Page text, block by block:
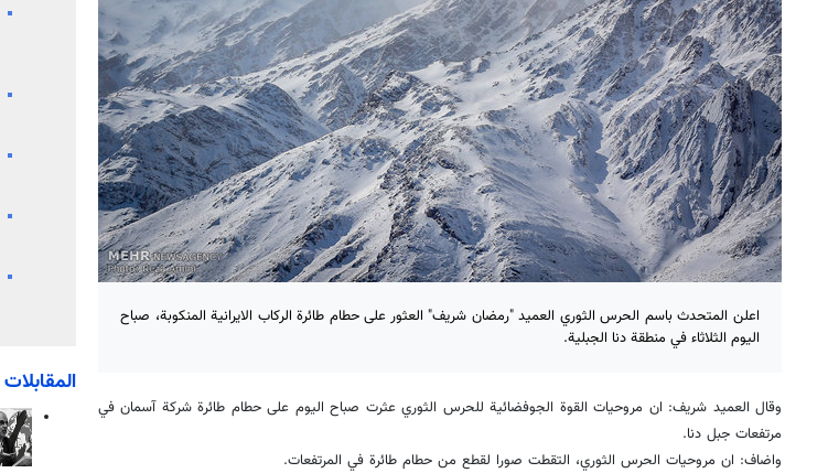
اعلن المتحدث باسم الحرس الثوري العميد "رمضان شريف" العثور على حطام طائرة الركاب الايرانية المنكوبة، صباح
اليوم الثلاثاء في منطقة دنا الجبلية.
وقال العميد شريف: ان مروحيات القوة الجوفضائية للحرس الثوري عثرت صباح اليوم على حطام طائرة شركة آسمان في
مرتفعات جبل دنا.
واضاف: ان مروحيات الحرس الثوري، التقطت صورا لقطع من حطام طائرة في المرتفعات.
المقابلات